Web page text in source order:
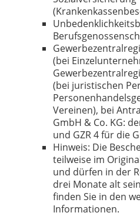
(bei
(bei juristischen
Vereinen), bei
GmbH & Co. KG:
und GZR 4 für die
Hinweis: Die
teilweise im
und dürfen in der
drei Monate alt
finden Sie in den
Informationen.